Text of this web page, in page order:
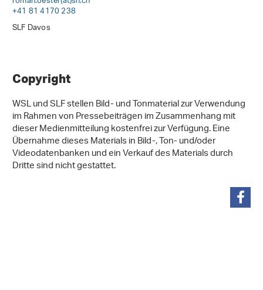
+41 81 4170 238
SLF Davos
Copyright
WSL und SLF stellen Bild- und Tonmaterial zur Verwendung
im Rahmen von Pressebeiträgen im Zusammenhang mit
dieser Medienmitteilung kostenfrei zur Verfügung. Eine
Übernahme dieses Materials in Bild-, Ton- und/oder
Videodatenbanken und ein Verkauf des Materials durch
Dritte sind nicht gestattet.